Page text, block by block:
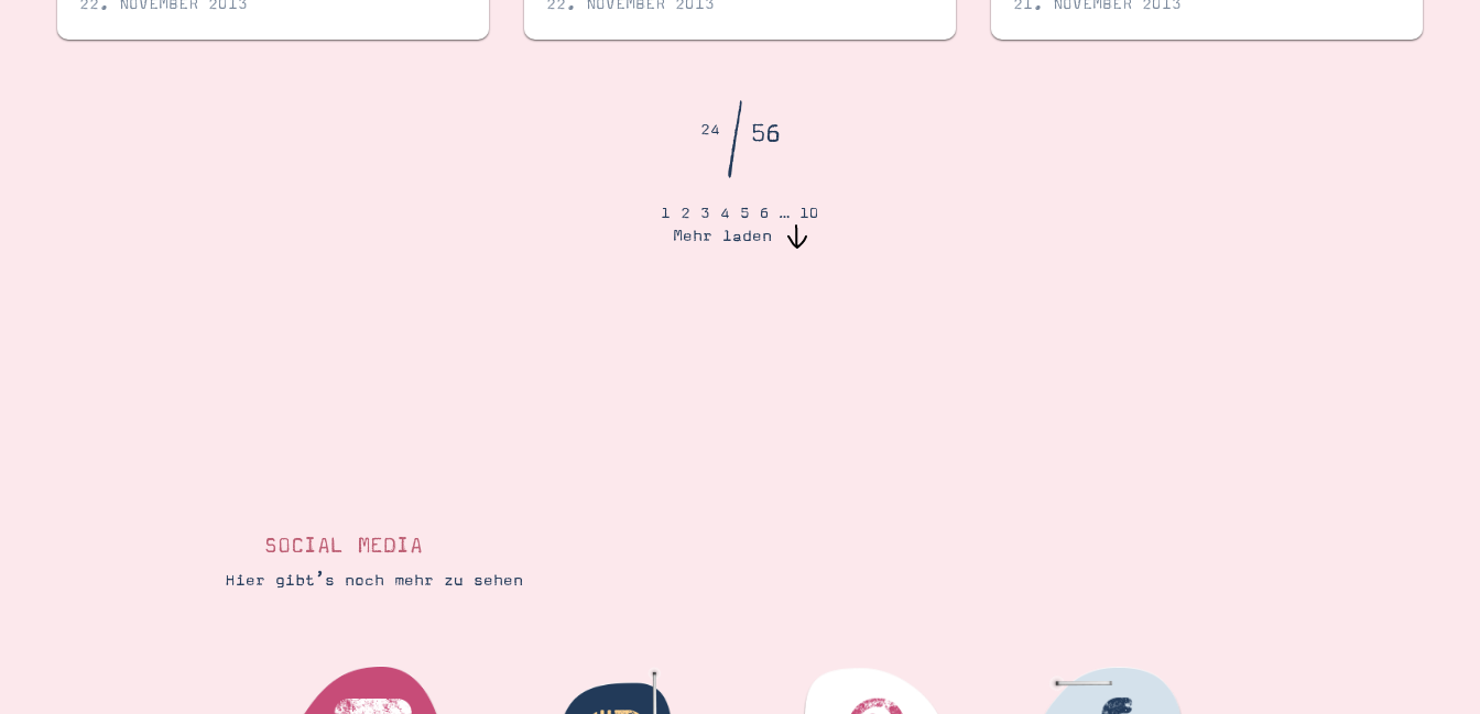
22. NOVEMBER 2013 22. NOVEMBER 2013 21. NOVEMBER 2013
24/56
1 2 3 4 5 6 …
10
Mehr laden
SOCIAL MEDIA
Hier gibt’s noch mehr zu sehen